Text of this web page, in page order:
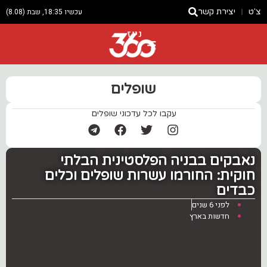
צ'ט יצירת קשר עכשיו 18:35, שבת (8.08)
ניוז
שופלים
עקבו לכל עדכוני שופלים
נאבקים בבניה הפלסטינית הבלתי
חוקית: החורמו עשרות שופלים וכלים
כבדים
לפני 6 שנים
חדשות בארץ